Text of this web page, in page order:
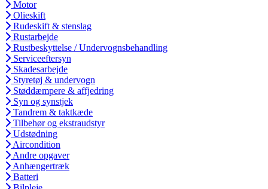
Motor
Olieskift
Rudeskift & stenslag
Rustarbejde
Rustbeskyttelse / Undervognsbehandling
Serviceeftersyn
Skadesarbejde
Styretøj & undervogn
Støddæmpere & affjedring
Syn og synstjek
Tandrem & taktkæde
Tilbehør og ekstraudstyr
Udstødning
Aircondition
Andre opgaver
Anhængertræk
Batteri